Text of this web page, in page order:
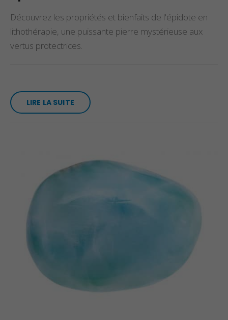
Découvrez les propriétés et bienfaits de l'épidote en
lithothérapie, une puissante pierre mystérieuse aux
vertus protectrices.
LIRE LA SUITE